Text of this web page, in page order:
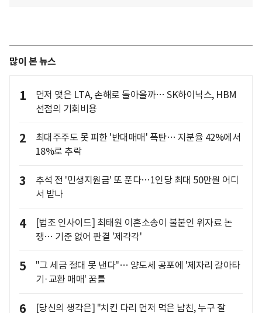
많이 본 뉴스
1
먼저 맺은 LTA, 손해로 돌아올까… SK하이닉스, HBM
선점의 기회비용
2
최대주주도 못 피한 '반대매매' 폭탄… 지분율 42%에서
18%로 추락
3
추석 전 '민생지원금' 또 푼다…1인당 최대 50만원 어디
서 받나
4
[법조 인사이드] 최태원 이혼소송이 불붙인 위자료 논
쟁… 기준 없어 판결 '제각각'
5
"그 세금 절대 못 낸다"… 양도세 공포에 '제자리 갈아타
기·교환 매매' 꿈틀
6 [당신의 생각은] "치킨 다리 먼저 먹은 남친, 누구 잘